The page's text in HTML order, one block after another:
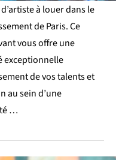
à louer dans le
de Paris. Ce
vous offre une
de vos talents et
au sein d’une
…